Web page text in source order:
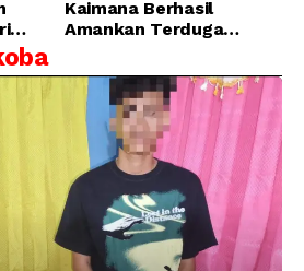
di
Kaimana Berhasil
Amankan Terduga
Menggunakan Senjata
Tajam